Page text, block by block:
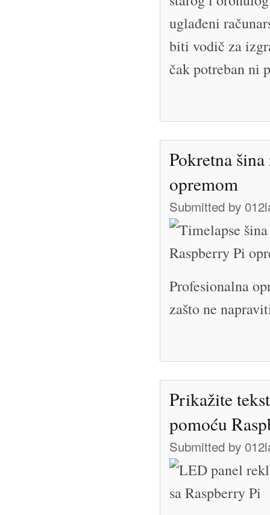
uglađeni
biti vodič za
čak potreban ni
Pokretna
opremom
Submitted by
Profesionalna
zašto ne
Prikažite
pomoću
Submitted by